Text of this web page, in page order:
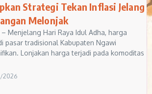
Strategi Tekan Inflasi Jelang
Melonjak
Menjelang Hari Raya Idul Adha, harga
pasar tradisional Kabupaten Ngawi
Lonjakan harga terjadi pada komoditas
2026